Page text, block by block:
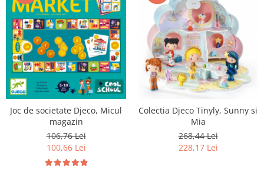
Joc de societate Djeco, Micul
magazin
106,76 Lei
100,66 Lei
Colectia Djeco Tinyly, Sunny si
Mia
268,44 Lei
228,17 Lei